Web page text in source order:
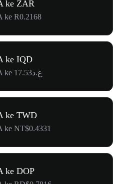
ke ZAR
ke R0.2168
ke IQD
konversi 1 SAGA ke ع.د17.53
ke TWD
ke NT$0.4331
ke DOP